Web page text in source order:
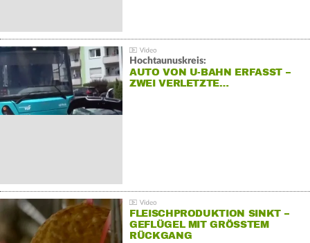
Hochtaunuskreis:
AUTO VON U-BAHN ERFASST –
ZWEI VERLETZTE…
FLEISCHPRODUKTION SINKT –
GEFLÜGEL MIT GRÖSSTEM R
ÜCKGANG